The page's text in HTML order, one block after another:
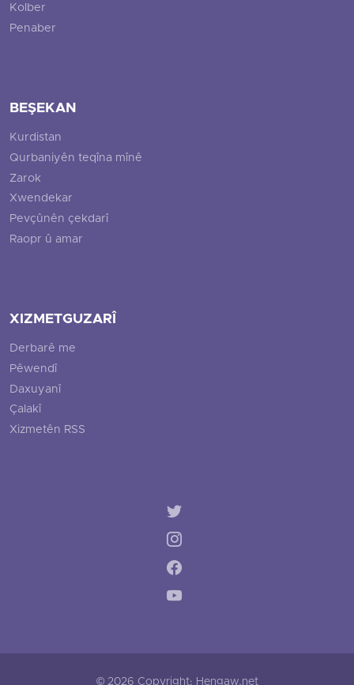
Kolber
Penaber
BEŞEKAN
Kurdistan
Qurbaniyên teqîna mînê
Zarok
Xwendekar
Pevçûnên çekdarî
Raopr û amar
XIZMETGUZARÎ
Derbarê me
Pêwendî
Daxuyanî
Çalakî
Xizmetên RSS